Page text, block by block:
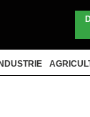
INDUSTRIE